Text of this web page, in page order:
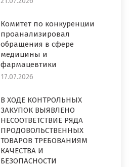
Комитет по конкуренции
проанализировал
обращения в сфере
медицины и
фармацевтики
17.07.2026
В ХОДЕ КОНТРОЛЬНЫХ
ЗАКУПОК ВЫЯВЛЕНО
НЕСООТВЕТСТВИЕ РЯДА
ПРОДОВОЛЬСТВЕННЫХ
ТОВАРОВ ТРЕБОВАНИЯМ
КАЧЕСТВА И
БЕЗОПАСНОСТИ